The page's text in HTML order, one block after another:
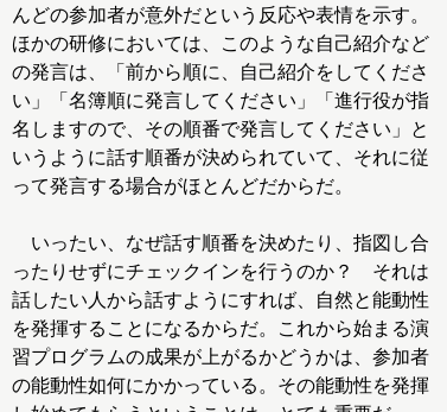
んどの参加者が意外だという反応や表情を示す。
ほかの研修においては、このような自己紹介など
の発言は、「前から順に、自己紹介をしてくださ
い」「名簿順に発言してください」「進行役が指
名しますので、その順番で発言してください」と
いうように話す順番が決められていて、それに従
って発言する場合がほとんどだからだ。
いったい、なぜ話す順番を決めたり、指図し合
ったりせずにチェックインを行うのか？ それは
話したい人から話すようにすれば、自然と能動性
を発揮することになるからだ。これから始まる演
習プログラムの成果が上がるかどうかは、参加者
の能動性如何にかかっている。その能動性を発揮